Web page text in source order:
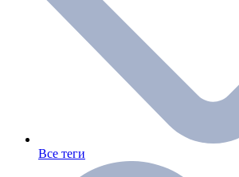
Все теги